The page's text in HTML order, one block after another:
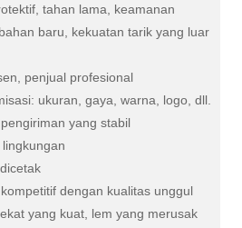
tahan lama, keamanan
baru, kekuatan tarik yang luar
penjual profesional
ukuran, gaya, warna, logo, dll.
yang stabil
dengan kualitas unggul
yang kuat, lem yang merusak